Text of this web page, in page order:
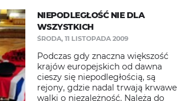
NIEPODLEGŁOŚĆ NIE DLA
WSZYSTKICH
ŚRODA, 11 LISTOPADA 2009
Podczas gdy znaczna większość
krajów europejskich od dawna
cieszy się niepodległością, są
rejony, gdzie nadal trwają krwawe
walki o niezależność. Należą do